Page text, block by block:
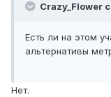
Crazy_Flower
Есть ли на этом
альтернативы
Нет.